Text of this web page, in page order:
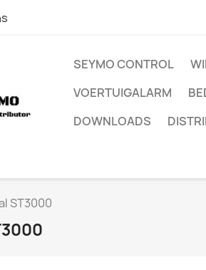
SEYMO CONTROL
VOERTUIGALARM
DOWNLOADS
ST3000